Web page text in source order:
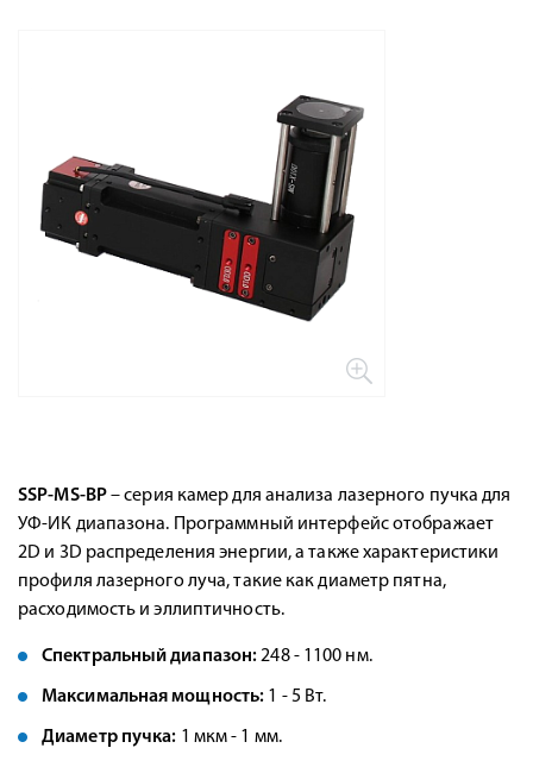
SSP-MS-BP–серия камер для анализа лазерного пучка для
УФ-ИК диапазона. Программный интерфейс отображает
2D и 3D распределения энергии, а также характеристики
профиля лазерного луча, такие как диаметр пятна,
расходимость и эллиптичность.
Спектральный диапазон:248 - 1100 нм.
Максимальная мощность: 1 - 5 Вт.
Диаметр пучка: 1 мкм - 1 мм.